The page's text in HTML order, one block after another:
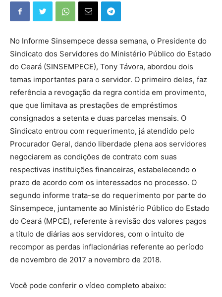
No Informe Sinsempece dessa semana, o Presidente do
Sindicato dos Servidores do Ministério Público do Estado
do Ceará (SINSEMPECE), Tony Távora, abordou dois
temas importantes para o servidor. O primeiro deles, faz
referência a revogação da regra contida em provimento,
que que limitava as prestações de empréstimos
consignados a setenta e duas parcelas mensais. O
Sindicato entrou com requerimento, já atendido pelo
Procurador Geral, dando liberdade plena aos servidores
negociarem as condições de contrato com suas
respectivas instituições financeiras, estabelecendo o
prazo de acordo com os interessados no processo. O
segundo informe trata-se do requerimento por parte do
Sinsempece, juntamente ao Ministério Público do Estado
do Ceará (MPCE), referente à revisão dos valores pagos
a título de diárias aos servidores, com o intuito de
recompor as perdas inflacionárias referente ao período
de novembro de 2017 a novembro de 2018.
Você pode conferir o vídeo completo abaixo: